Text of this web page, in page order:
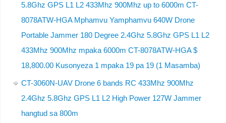
5.8Ghz GPS L1 L2 433Mhz 900Mhz up to 6000m CT-
8078ATW-HGA Mphamvu Yamphamvu 640W Drone
Portable Jammer 180 Degree 2.4Ghz 5.8Ghz GPS L1 L2
433Mhz 900Mhz mpaka 6000m CT-8078ATW-HGA $
18,800.00 Kusonyeza 1 mpaka 19 pa 19 (1 Masamba)
CT-3060N-UAV Drone 6 bands RC 433Mhz 900Mhz
2.4Ghz 5.8Ghz GPS L1 L2 High Power 127W Jammer
hangtud sa 800m